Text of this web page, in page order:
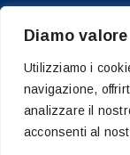
Diamo
Utilizziamo i
navigazione,
analizzare il
acconsenti al
Dal 15/02/2023 – con
Promozione Sociale
Dal 2024è iscritta al
Letojanni, Taormina,